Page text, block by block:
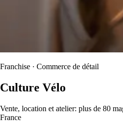
Franchise · Commerce de détail
Culture Vélo
Vente, location et atelier: plus de 80
France